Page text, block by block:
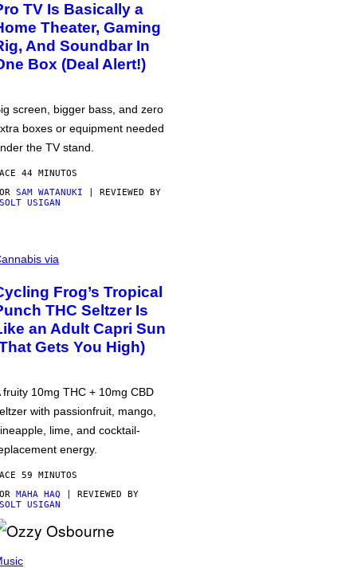
TV Is Basically a
Theater, Gaming
And Soundbar In
Box (Deal Alert!)
screen, bigger bass, and zero
boxes or equipment needed
the TV stand.
44 MINUTOS
SAM WATANUKI | REVIEWED BY
USIGAN
via
Frog’s Tropical
THC Seltzer Is
an Adult Capri Sun
Gets You High)
fruity 10mg THC + 10mg CBD
with passionfruit, mango,
lime, and cocktail-
energy.
59 MINUTOS
MAHA HAQ | REVIEWED BY
USIGAN